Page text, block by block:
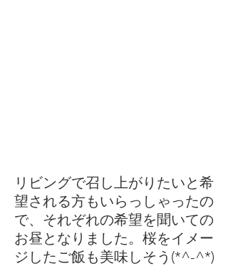
リビングで召し上がりたいと希
望される方もいらっしゃったの
で、それぞれの希望を聞いての
お昼となりました。桜をイメー
ジしたご飯も美味しそう(*^-^*)